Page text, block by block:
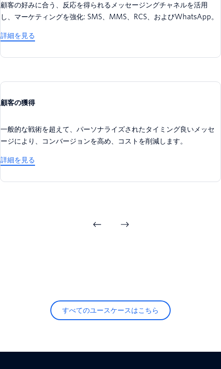
顧客の好みに合う、反応を得られるメッセージングチャネルを活用
し、マーケティングを強化: SMS、MMS、RCS、およびWhatsApp。
詳細を見る
顧客の獲得
一般的な戦術を超えて、パーソナライズされたタイミング良いメッセ
ージにより、コンバージョンを高め、コストを削減します。
詳細を見る
すべてのユースケースはこちら